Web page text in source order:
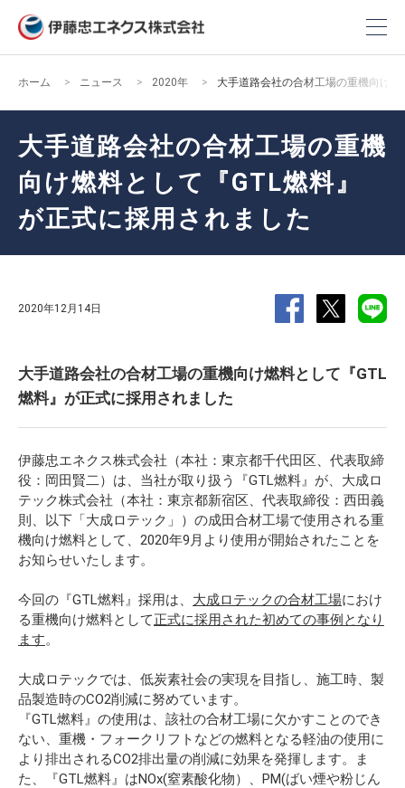
ホーム ニュース 2020年 大手道路会社の合材工場の重機向け
大手道路会社の合材工場の重機
向け燃料として『GTL燃料』
が正式に採用されました
2020年12月14日
大手道路会社の合材工場の重機向け燃料として『GTL
燃料』が正式に採用されました
伊藤忠エネクス株式会社（本社：東京都千代田区、代表取締
役：岡田賢二）は、当社が取り扱う『GTL燃料』が、大成ロ
テック株式会社（本社：東京都新宿区、代表取締役：西田義
則、以下「大成ロテック」）の成田合材工場で使用される重
機向け燃料として、2020年9月より使用が開始されたことを
お知らせいたします。
今回の『GTL燃料』採用は、 大成ロテックの合材工場におけ
る重機向け燃料として正式に採用された初めての事例となり
ます。
大成ロテックでは、低炭素社会の実現を目指し、施工時、製
品製造時のCO2削減に努めています。
『GTL燃料』の使用は、該社の合材工場に欠かすことのでき
ない、重機・フォークリフトなどの燃料となる軽油の使用に
より排出されるCO2排出量の削減に効果を発揮します。ま
た、『GTL燃料』はNOx(窒素酸化物）、PM(ばい煙や粉じん